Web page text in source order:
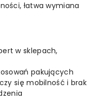
łatwa wymiana
w sklepach,
pakujących
się mobilność i brak